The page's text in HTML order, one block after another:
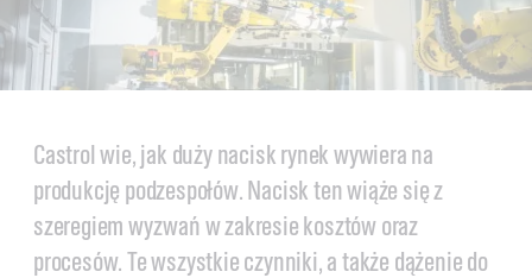
Castrol wie, jak duży nacisk rynek wywiera na
produkcję podzespołów. Nacisk ten wiąże się z
szeregiem wyzwań w zakresie kosztów oraz
procesów. Te wszystkie czynniki, a także dążenie do